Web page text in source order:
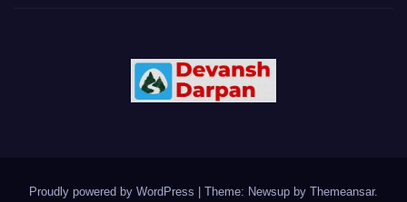
Proudly powered by WordPress Theme: Newsup by Themeansar.